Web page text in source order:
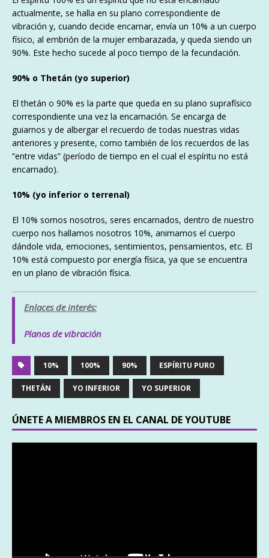
actualmente, se halla en su plano correspondiente de
vibración y, cuando decide encarnar, envía un 10% a un cuerpo
físico, al embrión de la mujer embarazada, y queda siendo un
90%. Este hecho sucede al poco tiempo de la fecundación.
90% o Thetán (yo superior)
El thetán o 90% es la parte que queda en su plano suprafísico
correspondiente una vez la encarnación. Se encarga de
guiarnos y de albergar el recuerdo de todas nuestras vidas
anteriores y presente, como también de los recuerdos de las
“entre vidas” (período de tiempo en el cual el espíritu no está
encarnado).
10% (yo inferior o terrenal)
El 10% somos nosotros, seres encarnados, dentro de nuestro
cuerpo nos hallamos nosotros 10%, animamos el cuerpo
dándole vida, emociones, sentimientos, pensamientos, etc. El
10% está compuesto por energía física, ya que se encuentra
en un plano de vibración física.
Enlaces de interés:
Planos de vibración
10% 100% 90% ESPÍRITU PURO
THETÁN YO INFERIOR YO SUPERIOR
ÚNETE A MIEMBROS EN EL CANAL DE YOUTUBE